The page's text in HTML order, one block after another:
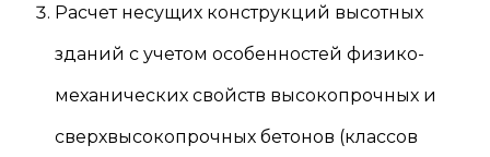
Расчет несущих конструкций высотных
зданий с учетом особенностей физико-
механических свойств высокопрочных и
сверхвысокопрочных бетонов (классов